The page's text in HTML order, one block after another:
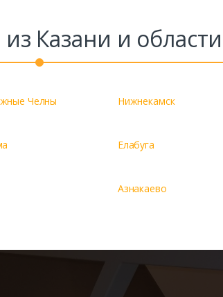
Казани и области
Челны Нижнекамск
Елабуга
Азнакаево